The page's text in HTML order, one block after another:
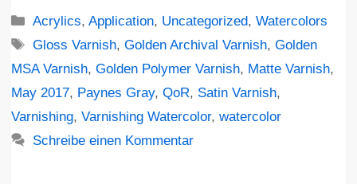
Kategorien
Acrylics,Application, Uncategorized,Watercolors
Schlagwörter
Gloss Varnish,Golden Archival Varnish,Golden
MSA Varnish, Golden Polymer Varnish, Matte Varnish,
May 2017, Paynes Gray, QoR, Satin Varnish,
Varnishing, Varnishing Watercolor, watercolor
Schreibe einen Kommentar